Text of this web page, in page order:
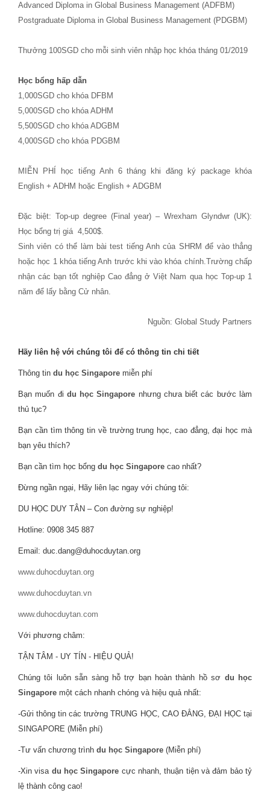
Advanced Diploma in Global Business Management (ADFBM)
Postgraduate Diploma in Global Business Management (PDGBM)
Thưởng 100SGD cho mỗi sinh viên nhập học khóa tháng 01/2019
Học bổng hấp dẫn
1,000SGD cho khóa DFBM
5,000SGD cho khóa ADHM
5,500SGD cho khóa ADGBM
4,000SGD cho khóa PDGBM
MIỄN PHÍ học tiếng Anh 6 tháng khi đăng ký package khóa
English + ADHM hoặc English + ADGBM
Đặc biệt: Top-up degree (Final year) – Wrexham Glyndwr (UK):
Học bổng trị giá 4,500$.
Sinh viên có thể làm bài test tiếng Anh của SHRM để vào thẳng
hoặc học 1 khóa tiếng Anh trước khi vào khóa chính.Trường chấp
nhận các bạn tốt nghiệp Cao đẳng ở Việt Nam qua học Top-up 1
năm để lấy bằng Cử nhân.
Nguồn: Global Study Partners
Hãy liên hệ với chúng tôi để có thông tin chi tiết
Thông tin du học Singapore miễn phí
Bạn muốn đi du học Singapore nhưng chưa biết các bước làm
thủ tục?
Bạn cần tìm thông tin về trường trung học, cao đẳng, đại học mà
bạn yêu thích?
Bạn cần tìm học bổng du học Singapore cao nhất?
Đừng ngần ngại, Hãy liên lạc ngay với chúng tôi:
DU HỌC DUY TÂN – Con đường sự nghiệp!
Hotline: 0908 345 887
Email: duc.dang@duhocduytan.org
www.duhocduytan.org
www.duhocduytan.vn
www.duhocduytan.com
Với phương châm:
TẬN TÂM - UY TÍN - HIỆU QUẢ!
Chúng tôi luôn sẵn sàng hỗ trợ bạn hoàn thành hồ sơ du học
Singapore một cách nhanh chóng và hiệu quả nhất:
-Gửi thông tin các trường TRUNG HỌC, CAO ĐẲNG, ĐẠI HỌC tại
SINGAPORE (Miễn phí)
-Tư vấn chương trình du học Singapore (Miễn phí)
-Xin visa du học Singapore cực nhanh, thuận tiện và đảm bảo tỷ
lệ thành công cao!